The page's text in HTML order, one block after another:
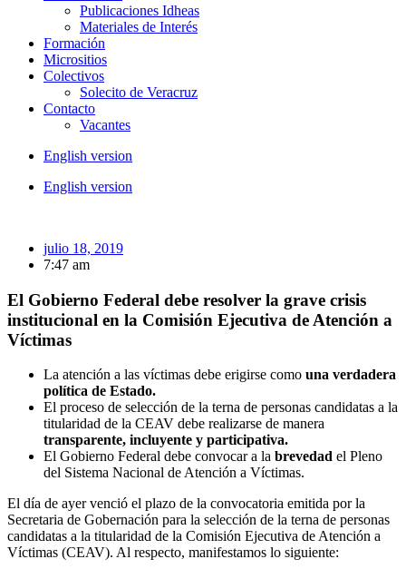
Publicaciones Idheas
Materiales de Interés
Formación
Micrositios
Colectivos
Solecito de Veracruz
Contacto
Vacantes
English version
English version
julio 18, 2019
7:47 am
El Gobierno Federal debe resolver la grave crisis
institucional en la Comisión Ejecutiva de Atención a
Víctimas
La atención a las víctimas debe erigirse como una verdadera
política de Estado.
El proceso de selección de la terna de personas candidatas a la
titularidad de la CEAV debe realizarse de manera
transparente, incluyente y participativa.
El Gobierno Federal debe convocar a la brevedad el Pleno
del Sistema Nacional de Atención a Víctimas.
El día de ayer venció el plazo de la convocatoria emitida por la
Secretaria de Gobernación para la selección de la terna de personas
candidatas a la titularidad de la Comisión Ejecutiva de Atención a
Víctimas (CEAV). Al respecto, manifestamos lo siguiente: